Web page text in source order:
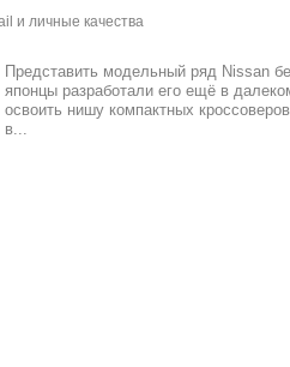
и личные качества
Представить модельный ряд Nissan
японцы разработали его ещё в
освоить нишу компактных
в...